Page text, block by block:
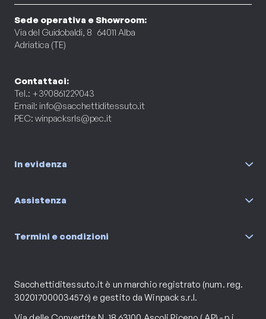
Sede operativa e Showroom:
Via del Guidobaldi, 8 64011 Alba
Adriatica (TE)
Contattaci:
Tel.: +390861229043
Email: info@sacchettiditessuto.it
PEC: winpacksrls@pec.it
In evidenza
Assistenza
Termini e condizioni
Sacchettiditessuto.it è un marchio registrato (num. reg.
302017000034576) e gestito da Winpack s.r.l.